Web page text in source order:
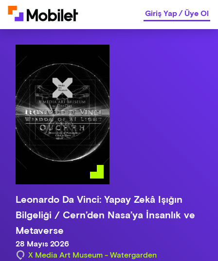
Giriş Yap/Üye Ol
Leonardo Da Vinci: Yapay Zekâ Işığın
Bilgeliği / Cern’den Nasa’ya İnsanlık ve
Metaverse
28 Mayıs 2026
X Media Art Museum - Watergarden